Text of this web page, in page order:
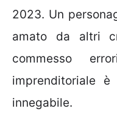
2023. Un
amato da altri
commesso
imprenditoriale
innegabile.